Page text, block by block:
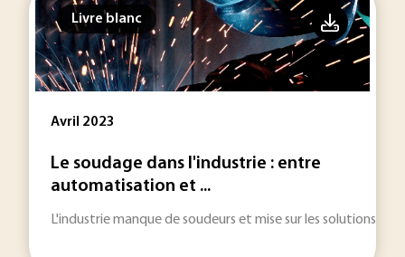
Livre blanc
Avril 2023
Le soudage dans l'industrie : entre
automatisation et ...
L'industrie manque de soudeurs et mise sur les solutions